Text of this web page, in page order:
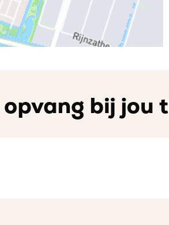
bij jou